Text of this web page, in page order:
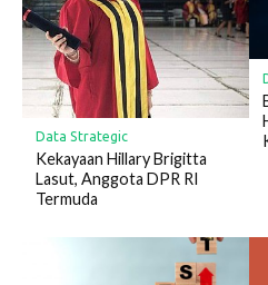
Data Strategic
Kekayaan Hillary Brigitta
Lasut, Anggota DPR RI
Termuda